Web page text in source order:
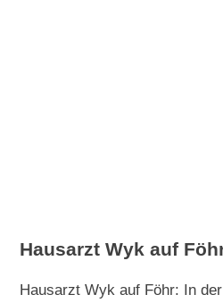
Hausarzt Wyk auf
Hausarzt Wyk auf Föhr: In